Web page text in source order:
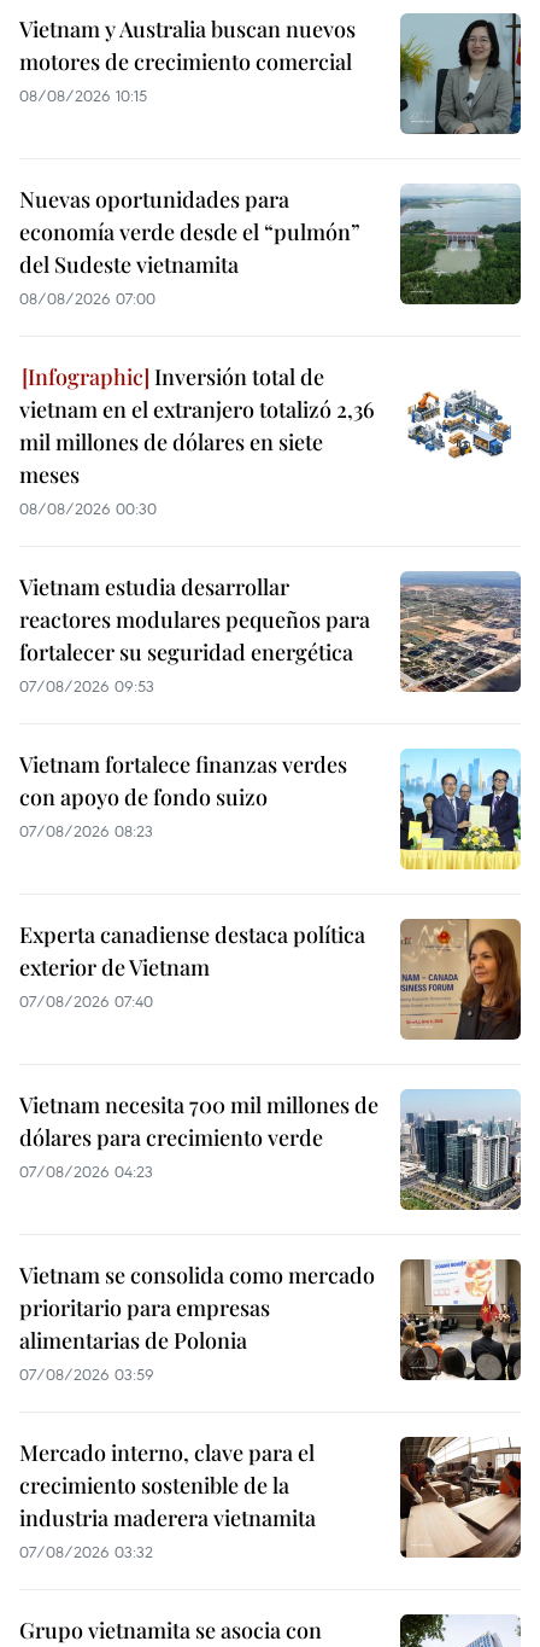
Vietnam y Australia buscan nuevos
motores de crecimiento comercial
08/08/2026 10:15
Nuevas oportunidades para
economía verde desde el “pulmón”
del Sudeste vietnamita
08/08/2026 07:00
Inversión total de
vietnam en el extranjero totalizó 2,36
mil millones de dólares en siete
meses
08/08/2026 00:30
Vietnam estudia desarrollar
reactores modulares pequeños para
fortalecer su seguridad energética
07/08/2026 09:53
Vietnam fortalece finanzas verdes
con apoyo de fondo suizo
07/08/2026 08:23
Experta canadiense destaca política
exterior de Vietnam
07/08/2026 07:40
Vietnam necesita 700 mil millones de
dólares para crecimiento verde
07/08/2026 04:23
Vietnam se consolida como mercado
prioritario para empresas
alimentarias de Polonia
07/08/2026 03:59
Mercado interno, clave para el
crecimiento sostenible de la
industria maderera vietnamita
07/08/2026 03:32
Grupo vietnamita se asocia con